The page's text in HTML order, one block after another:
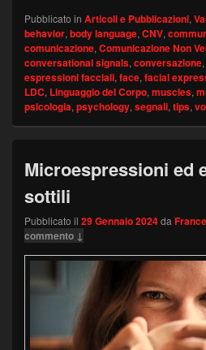
Pubblicato in Articoli e Pubblicazioni,
behavior,body language,CNV,
comunicazione,Comunicazione Non
conversational signals,conversazione,
espressioni facciali,face,facial
LDC, Linguaggio del Corpo,muscles,
psicologia,psychology,segnali,tips,
Microespressioni ed
sottili
Pubblicato il 29 Gennaio 2024da
commento ↓